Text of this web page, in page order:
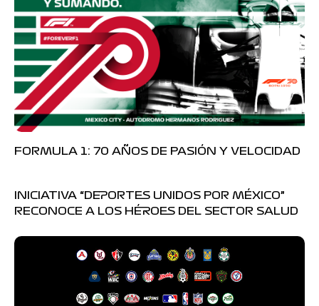
FORMULA 1: 70 AÑOS DE PASIÓN Y VELOCIDAD
INICIATIVA “DEPORTES UNIDOS POR MÉXICO”
RECONOCE A LOS HÉROES DEL SECTOR SALUD